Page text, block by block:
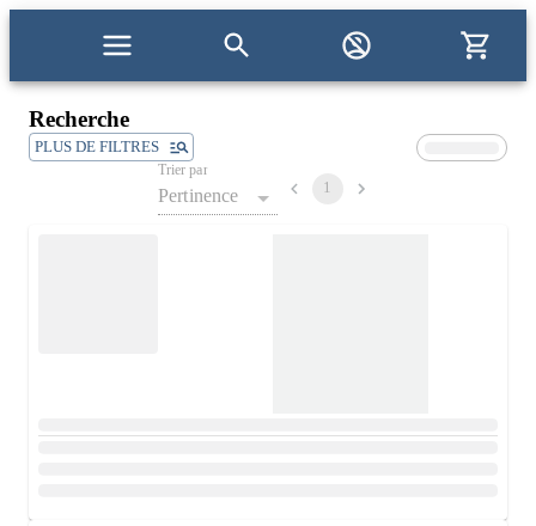
Recherche
PLUS DE FILTRES
Trier par
Pertinence 1